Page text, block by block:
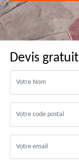
Devis gratuit